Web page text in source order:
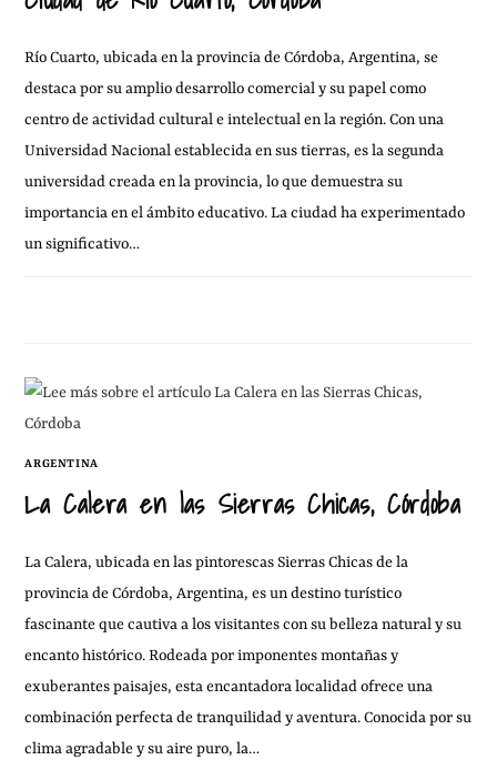
Río Cuarto, ubicada en la provincia de Córdoba, Argentina, se
destaca por su amplio desarrollo comercial y su papel como
centro de actividad cultural e intelectual en la región. Con una
Universidad Nacional establecida en sus tierras, es la segunda
universidad creada en la provincia, lo que demuestra su
importancia en el ámbito educativo. La ciudad ha experimentado
un significativo…
ARGENTINA
La Calera en las Sierras Chicas, Córdoba
La Calera, ubicada en las pintorescas Sierras Chicas de la
provincia de Córdoba, Argentina, es un destino turístico
fascinante que cautiva a los visitantes con su belleza natural y su
encanto histórico. Rodeada por imponentes montañas y
exuberantes paisajes, esta encantadora localidad ofrece una
combinación perfecta de tranquilidad y aventura. Conocida por su
clima agradable y su aire puro, la…